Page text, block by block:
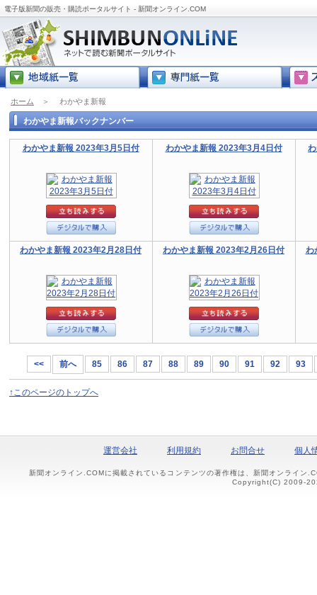
電子版新聞の販売・購読ポータルサイト - 新聞オンライン.COM
ホーム ＞ わかやま新報
わかやま新報バックナンバー
わかやま新報 2023年3月5日付 わかやま新報 2023年3月4日付
わかやま新報 2023年2月28日付 わかやま新報 2023年2月26日付 わ
<< 前へ 85 86 87 88 89 90 91 92 93
↑このページのトップへ
運営会社 利用規約 お問合せ 個人
新聞オンライン.COMに掲載されているコンテンツの著作権は、新聞オンライン
Copyright(C) 2009-